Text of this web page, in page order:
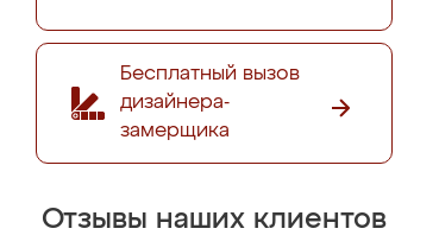
Бесплатный вызов
дизайнера-
замерщика
Отзывы наших клиентов